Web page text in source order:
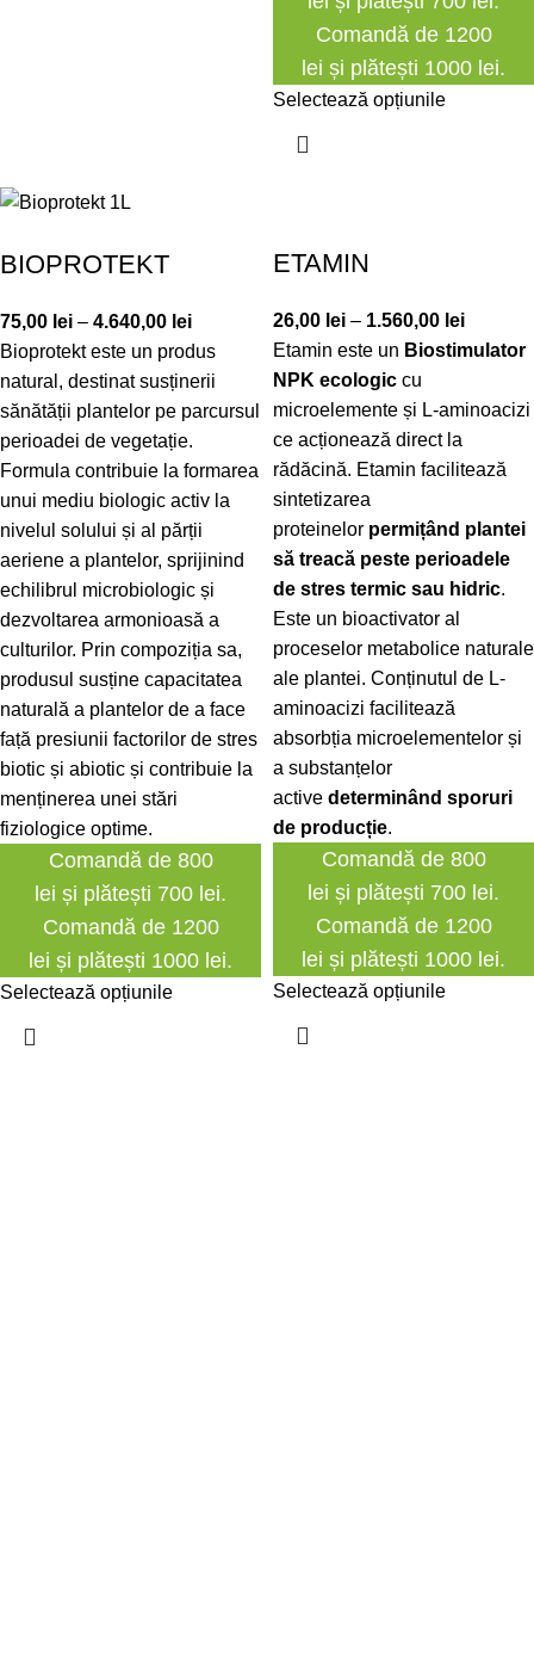
Comandă de 1200
lei și plătești 1000 lei.
Selectează opțiunile
BIOPROTEKT
75,00 lei – 4.640,00 lei
Bioprotekt este un produs
natural, destinat susținerii
sănătății plantelor pe parcursul
perioadei de vegetație.
Formula contribuie la formarea
unui mediu biologic activ la
nivelul solului și al părții
aeriene a plantelor, sprijinind
echilibrul microbiologic și
dezvoltarea armonioasă a
culturilor. Prin compoziția sa,
produsul susține capacitatea
naturală a plantelor de a face
față presiunii factorilor de stres
biotic și abiotic și contribuie la
menținerea unei stări
fiziologice optime.
Comandă de 800
lei și plătești 700 lei.
Comandă de 1200
lei și plătești 1000 lei.
Selectează opțiunile
ETAMIN
26,00 lei – 1.560,00 lei
Etamin este un Biostimulator
NPK ecologic cu
microelemente și L-aminoacizi
ce acționează direct la
rădăcină. Etamin facilitează
sintetizarea
proteinelor permițând plantei
să treacă peste perioadele
de stres termic sau hidric.
Este un bioactivator al
proceselor metabolice naturale
ale plantei. Conținutul de L-
aminoacizi facilitează
absorbția microelementelor și
a substanțelor
active determinând sporuri
de producție.
Comandă de 800
lei și plătești 700 lei.
Comandă de 1200
lei și plătești 1000 lei.
Selectează opțiunile